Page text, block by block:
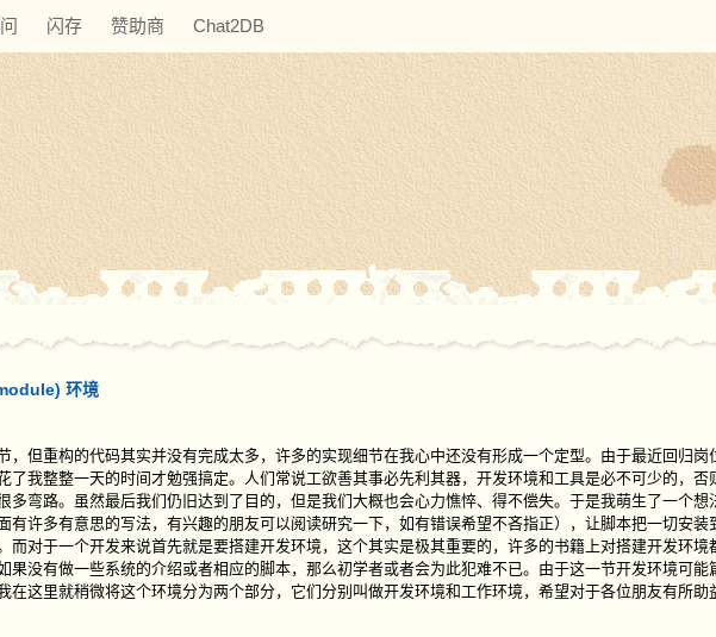
闪存 赞助商 Chat2DB
环境
但重构的代码其实并没有完成太多，许多的实现细节在我心中还没有形成一个定型。由于最近回归岗
了我整整一天的时间才勉强搞定。人们常说工欲善其事必先利其器，开发环境和工具是必不可少的，否
多弯路。虽然最后我们仍旧达到了目的，但是我们大概也会心力憔悴、得不偿失。于是我萌生了一个想
许多有意思的写法，有兴趣的朋友可以阅读研究一下，如有错误希望不吝指正），让脚本把一切安装
而对于一个开发来说首先就是要搭建开发环境，这个其实是极其重要的，许多的书籍上对搭建开发环境
果没有做一些系统的介绍或者相应的脚本，那么初学者或者会为此犯难不已。由于这一节开发环境可能
这里就稍微将这个环境分为两个部分，它们分别叫做开发环境和工作环境，希望对于各位朋友有所助